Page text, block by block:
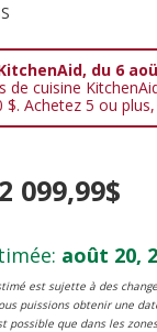
du 6
de cuisine
Achetez 5 ou
2 099,99$
août 20,
est sujette à des
puissions obtenir une
possible que dans les